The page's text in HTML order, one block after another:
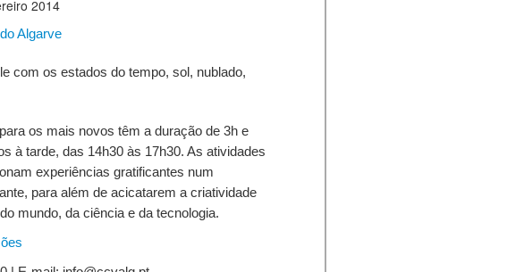
2014
Algarve
com os estados do tempo, sol, nublado,
os mais novos têm a duração de 3h e
à tarde, das 14h30 às 17h30. As atividades
experiências gratificantes num
para além de acicatarem a criatividade
mundo, da ciência e da tecnologia.